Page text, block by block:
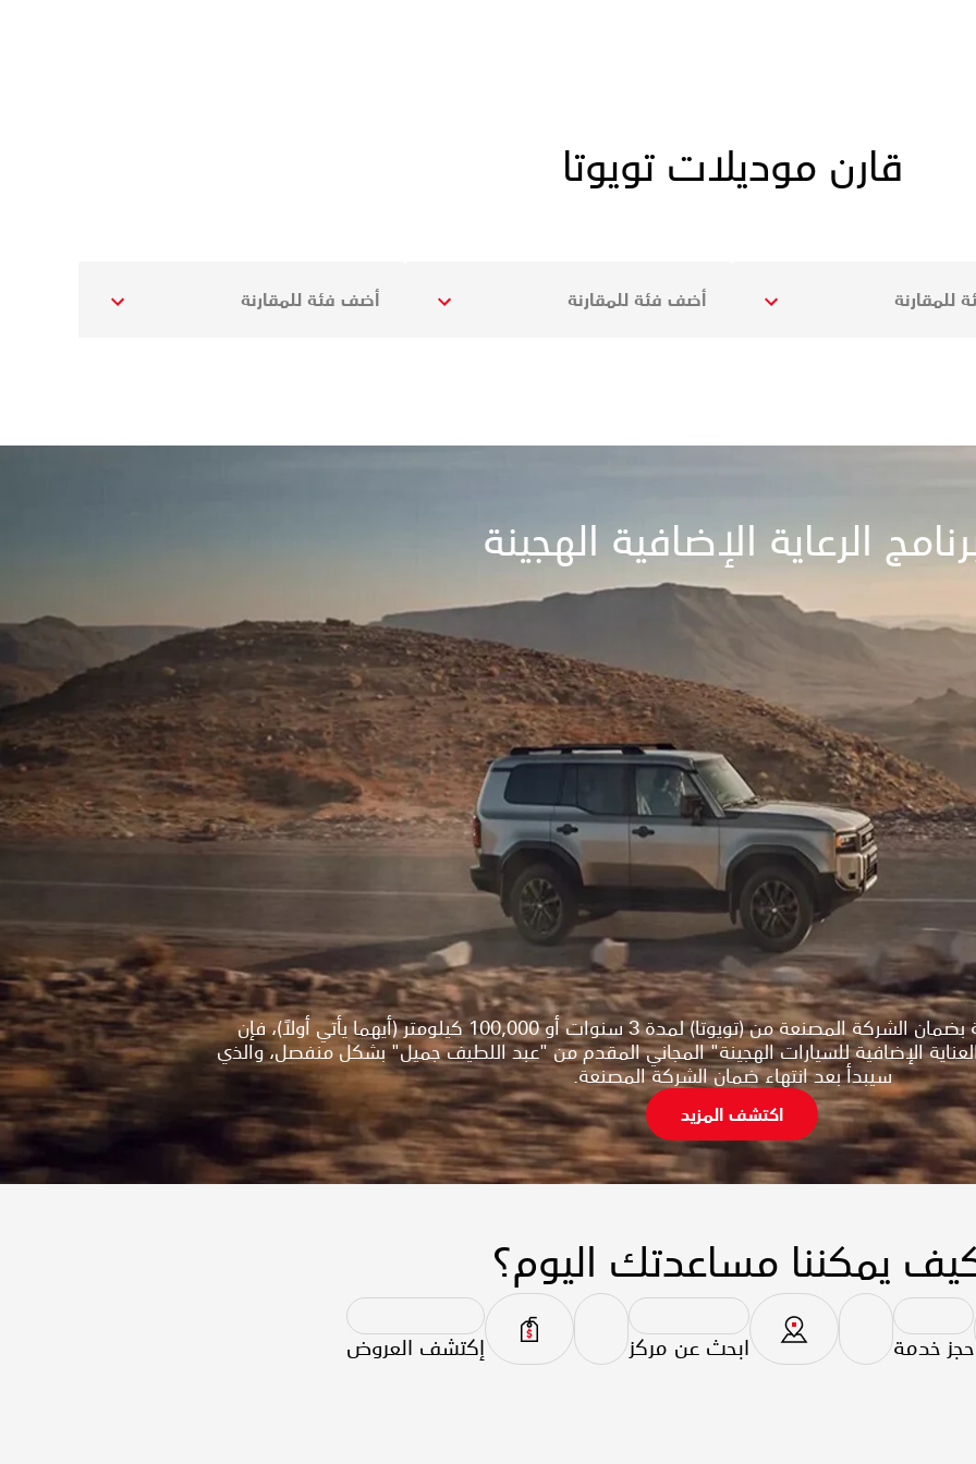
قارن موديلات تويوتا
للمقارنة أضف فئة للمقارنة أضف فئة للمقارنة
الرعاية الإضافية الهجينة
بالإضافة إلى أن سيارتك مشمولة بضمان الشركة المصنعة من (تويوتا) لمدة 3 سنوات أو 100,000 كيلومتر (أيهما يأتي أولاً)، فإن
الإضافية للسيارات الهجينة" المجاني المقدم من "عبد اللطيف جميل" بشكل منفصل، والذي
سيبدأ بعد انتهاء ضمان الشركة المصنعة.
اكتشف المزيد​
يمكننا مساعدتك اليوم؟
حجز خدمة ابحث عن مركز إكتشف العروض